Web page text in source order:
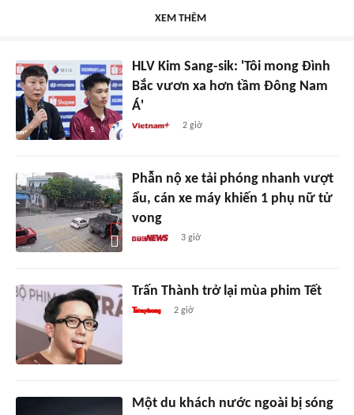
XEM THÊM
HLV Kim Sang-sik: 'Tôi mong Đình
Bắc vươn xa hơn tầm Đông Nam
Á'
2 giờ
Phẫn nộ xe tải phóng nhanh vượt
ẩu, cán xe máy khiến 1 phụ nữ tử
vong
3 giờ
Trấn Thành trở lại mùa phim Tết
2 giờ
Một du khách nước ngoài bị sóng